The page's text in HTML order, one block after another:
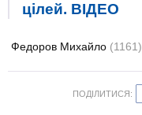
цілей. ВIДЕО
Федоров Михайло (1161)
ПОДІЛИТИСЯ: